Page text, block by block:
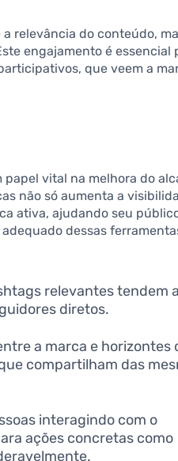
relevância do conteúdo,
engajamento é essencial
que veem a
vital na melhora do
não só aumenta a
ativa, ajudando seu
dessas
relevantes tendem
diretos.
a marca e horizontes
compartilham das
interagindo com o
ações concretas como